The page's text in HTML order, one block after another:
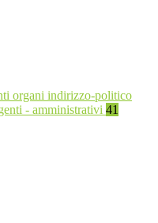
organi indirizzo-politico
- amministrativi 41